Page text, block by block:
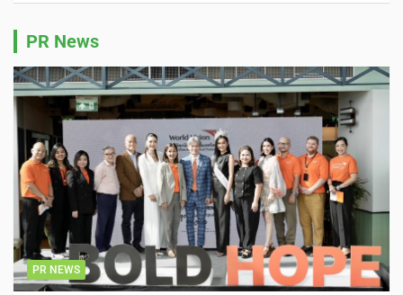
PR News
PR NEWS